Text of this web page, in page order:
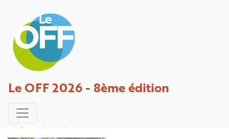
Le OFF 2026 - 8ème édition
Aménagement des espaces publics
et traversées de village de La
Paillette
Projet déposé par HAAS - 01 février 2021